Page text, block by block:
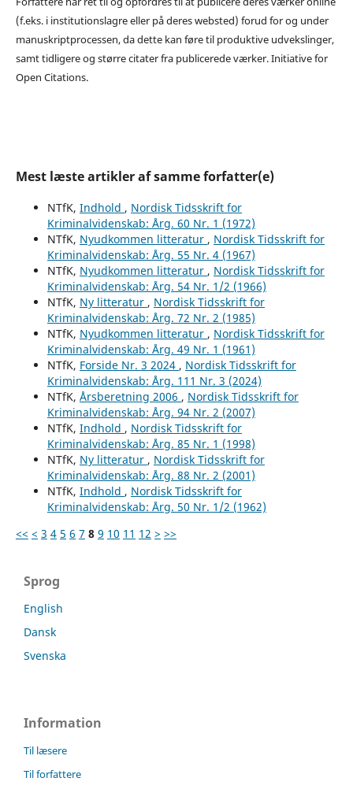
(f.eks. i institutionslagre eller på deres websted) forud for og under
manuskriptprocessen, da dette kan føre til produktive udvekslinger,
samt tidligere og større citater fra publicerede værker. Initiative for
Open Citations.
Mest læste artikler af samme forfatter(e)
NTfK, Indhold , Nordisk Tidsskrift for
Kriminalvidenskab: Årg. 60 Nr. 1 (1972)
NTfK, Nyudkommen litteratur , Nordisk Tidsskrift for
Kriminalvidenskab: Årg. 55 Nr. 4 (1967)
NTfK, Nyudkommen litteratur , Nordisk Tidsskrift for
Kriminalvidenskab: Årg. 54 Nr. 1/2 (1966)
NTfK, Ny litteratur , Nordisk Tidsskrift for
Kriminalvidenskab: Årg. 72 Nr. 2 (1985)
NTfK, Nyudkommen litteratur , Nordisk Tidsskrift for
Kriminalvidenskab: Årg. 49 Nr. 1 (1961)
NTfK, Forside Nr. 3 2024 , Nordisk Tidsskrift for
Kriminalvidenskab: Årg. 111 Nr. 3 (2024)
NTfK, Årsberetning 2006 , Nordisk Tidsskrift for
Kriminalvidenskab: Årg. 94 Nr. 2 (2007)
NTfK, Indhold , Nordisk Tidsskrift for
Kriminalvidenskab: Årg. 85 Nr. 1 (1998)
NTfK, Ny litteratur , Nordisk Tidsskrift for
Kriminalvidenskab: Årg. 88 Nr. 2 (2001)
NTfK, Indhold , Nordisk Tidsskrift for
Kriminalvidenskab: Årg. 50 Nr. 1/2 (1962)
<< < 3 4 5 6 7 8 9 10 11 12 > >>
Sprog
English
Dansk
Svenska
Information
Til læsere
Til forfattere